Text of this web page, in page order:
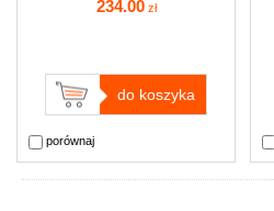
234.00 zł
do koszyka
porównaj